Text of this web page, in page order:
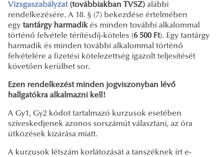
Vizsgaszabályzat (továbbiakban TVSZ) alábbi
rendelkezésére. A 18. § (7) bekezdése értelmében
egy tantárgy harmadikés minden további alkalommal
történő felvétele térítésdíj-köteles (6 500 Ft). Egy tantárgy
harmadik és minden további alkalommal történő
felvételére a fizetési kötelezettség igazolt teljesítését
követően kerülhet sor.
Ezen rendelkezést minden jogviszonyban lévő
hallgatókra alkalmazni kell!
A Gy1, Gy2 kódot tartalmazó kurzusok esetében
szíveskedjenek azonos sorszámút választani, az óra
ütközések kizárása miatt.
A kurzusok létszám korlátozását a tanszéknek írt e-